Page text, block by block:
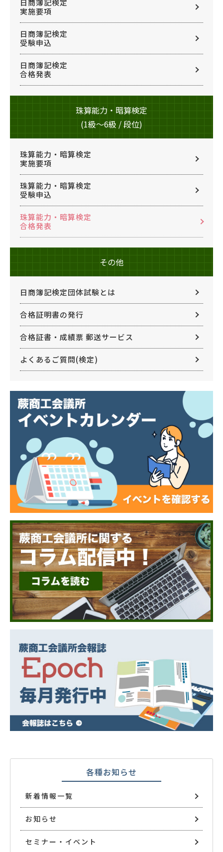
日商簿記検定
実施要項
日商簿記検定
受験申込
日商簿記検定
合格発表
珠算能力・暗算検定
(1級～6級 / 段位)
珠算能力・暗算検定
実施要項
珠算能力・暗算検定
受験申込
珠算能力・暗算検定
合格発表
その他
日商簿記検定団体試験とは
合格証明書の発行
合格証書・成績票 郵送サービス
よくあるご質問(検定)
各種お知らせ
新着情報一覧
お知らせ
セミナー・イベント